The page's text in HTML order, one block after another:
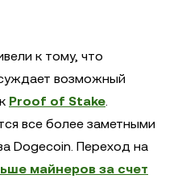
к тому, что
возможный
Proof of Stake.
все более заметными
Dogecoin. Переход на
майнеров за счет